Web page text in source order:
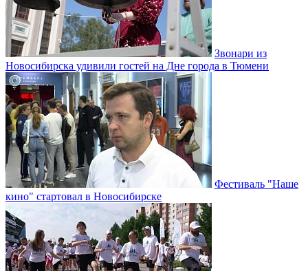
Звонари из
Новосибирска удивили гостей на Дне города в Тюмени
Фестиваль "Наше
кино" стартовал в Новосибирске